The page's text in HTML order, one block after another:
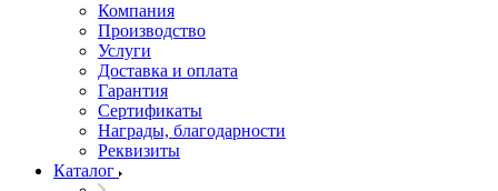
Компания
Производство
Услуги
Доставка и оплата
Гарантия
Сертификаты
Награды, благодарности
Реквизиты
Каталог